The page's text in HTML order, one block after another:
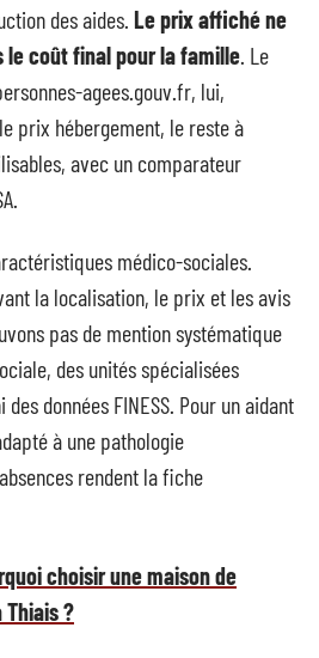
des aides. Le prix affiché ne
coût final pour la famille. Le
agees.gouv.fr, lui,
prix hébergement, le reste à
avec un comparateur
médico-sociales.
la localisation, le prix et les avis
pas de mention systématique
des unités spécialisées
des données FINESS. Pour un aidant
à une pathologie
rendent la fiche
choisir une maison de
Thiais ?